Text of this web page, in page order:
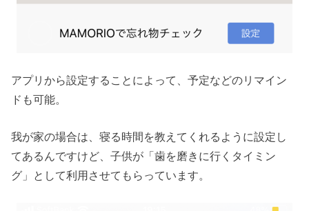
アプリから設定することによって、予定などのリマイン
ドも可能。
我が家の場合は、寝る時間を教えてくれるように設定し
てあるんですけど、子供が「歯を磨きに行くタイミン
グ」として利用させてもらっています。